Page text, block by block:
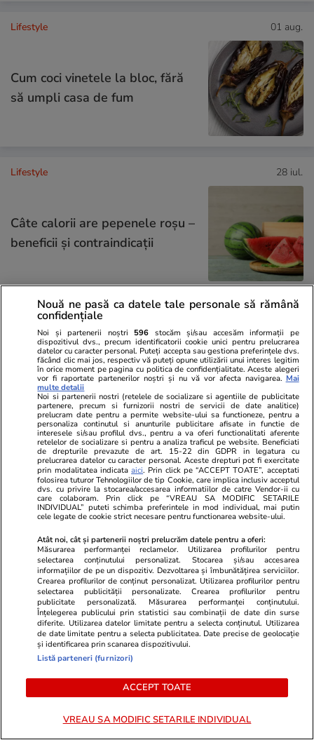
Lifestyle 01 aug.
Cum coci vinetele la bloc, fără
să umpli casa de fum
Lifestyle 28 iul.
Câte calorii are pepenele roșu –
beneficii și contraindicații
Știri România
Procurorul CSM Claudiu Sandu,
reacție dură după ce procesul
lui Robert Negoiță, cu prejudiciu
de 100 de milioane de euro, se
reia de la zero: „Favorizarea
făptuitorului”
Interviu
Știri România 19:00
Cum ne putem detașa de grijile
și stresul de zi cu zi când
plecăm în vacanță. Andreea
Oprea, psihoterapeută: „Să ne
dăm voie, pentru o perioadă, să
nu fim permanent în modul de
rezolvare a problemelor”
Știri România
Intervenții ale salvamontiștilor
din Sibiu: parapantist blocat în
Nouă ne pasă ca datele tale personale să rămână
confidențiale
Noi și partenerii noștri 596 stocăm și/sau accesăm informații pe
dispozitivul dvs., precum identificatorii cookie unici pentru prelucrarea
datelor cu caracter personal. Puteți accepta sau gestiona preferințele dvs.
făcând clic mai jos, respectiv vă puteți opune utilizării unui interes legitim
în orice moment pe pagina cu politica de confidențialitate. Aceste alegeri
vor fi raportate partenerilor noștri și nu vă vor afecta navigarea. Mai
multe detalii
Noi si partenerii nostri (retelele de socializare si agentiile de publicitate
partenere, precum si furnizorii nostri de servicii de date analitice)
prelucram date pentru a permite website-ului sa functioneze, pentru a
personaliza continutul si anunturile publicitare afisate in functie de
interesele si/sau profilul dvs., pentru a va oferi functionalitati aferente
retelelor de socializare si pentru a analiza traficul pe website. Beneficiati
de drepturile prevazute de art. 15-22 din GDPR in legatura cu
prelucrarea datelor cu caracter personal. Aceste drepturi pot fi exercitate
prin modalitatea indicataaici. Prin click pe “ACCEPT TOATE”, acceptati
folosirea tuturor Tehnologiilor de tip Cookie, care implica inclusiv acceptul
dvs. cu privire la stocarea/accesarea informatiilor de catre Vendor-ii cu
care colaboram. Prin click pe “VREAU SA MODIFIC SETARILE
INDIVIDUAL” puteti schimba preferintele in mod individual, mai putin
cele legate de cookie strict necesare pentru functionarea website-ului.
Atât noi, cât și partenerii noștri prelucrăm datele pentru a oferi:
Măsurarea performanței reclamelor. Utilizarea profilurilor pentru
selectarea conținutului personalizat. Stocarea și/sau accesarea
informațiilor de pe un dispozitiv. Dezvoltarea și îmbunătățirea serviciilor.
Crearea profilurilor de conținut personalizat. Utilizarea profilurilor pentru
selectarea publicității personalizate. Crearea profilurilor pentru
publicitate personalizată. Măsurarea performanței conținutului.
Înțelegerea publicului prin statistici sau combinații de date din surse
diferite. Utilizarea datelor limitate pentru a selecta conținutul. Utilizarea
de date limitate pentru a selecta publicitatea. Date precise de geolocație
și identificarea prin scanarea dispozitivului.
Listă parteneri (furnizori)
ACCEPT TOATE
VREAU SA MODIFIC SETARILE INDIVIDUAL